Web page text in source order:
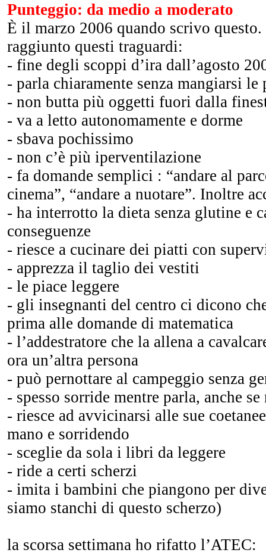
Punteggio: da medio a moderato
È il marzo 2006 quando scrivo questo.
raggiunto questi traguardi:
- fine degli scoppi d’ira dall’agosto
- parla chiaramente senza mangiarsi le
- non butta più oggetti fuori dalla
- va a letto autonomamente e dorme
- sbava pochissimo
- non c’è più iperventilazione
- fa domande semplici : “andare al
cinema”, “andare a nuotare”. Inoltre
- ha interrotto la dieta senza glutine e
conseguenze
- riesce a cucinare dei piatti con
- apprezza il taglio dei vestiti
- le piace leggere
- gli insegnanti del centro ci dicono
prima alle domande di matematica
- l’addestratore che la allena a
ora un’altra persona
- può pernottare al campeggio senza
- spesso sorride mentre parla, anche
- riesce ad avvicinarsi alle sue
mano e sorridendo
- sceglie da sola i libri da leggere
- ride a certi scherzi
- imita i bambini che piangono per
siamo stanchi di questo scherzo)
la scorsa settimana ho rifatto l’ATEC: